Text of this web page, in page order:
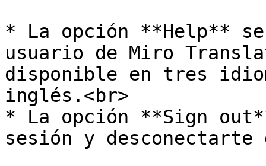
* La opción **Help**
usuario de Miro
disponible en tres
inglés.<br>
* La opción **Sign
sesión y